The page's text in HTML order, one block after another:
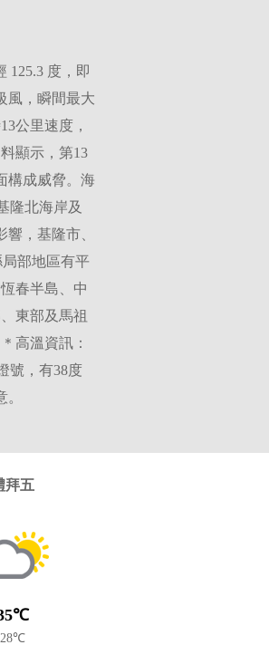
125.3 度，即
風，瞬間最大
公里速度，
顯示，第13
構成威脅。海
隆北海岸及
，基隆市、
部地區有平
春半島、中
東部及馬祖
高溫資訊：
號，有38度
拜五
28℃